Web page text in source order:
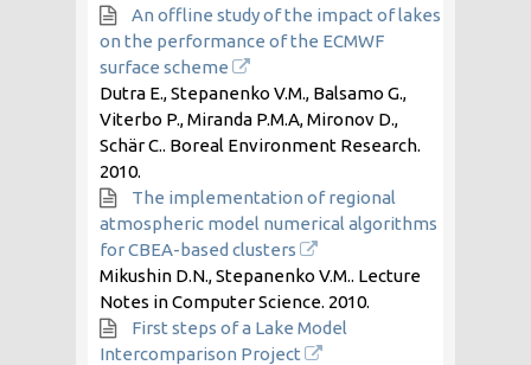
An offline study of the impact of lakes
on the performance of the ECMWF
surface scheme
Dutra E., Stepanenko V.M., Balsamo G.,
Viterbo P., Miranda P.M.A, Mironov D.,
Schär C.. Boreal Environment Research.
2010.
The implementation of regional
atmospheric model numerical algorithms
for CBEA-based clusters
Mikushin D.N., Stepanenko V.M.. Lecture
Notes in Computer Science. 2010.
First steps of a Lake Model
Intercomparison Project